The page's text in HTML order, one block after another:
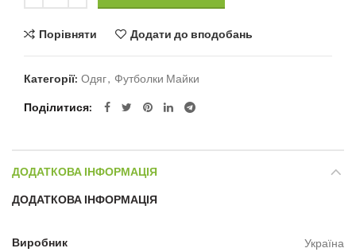
Порівняти Додати до вподобань
Категорії: Одяг, Футболки Майки
Поділитися
ДОДАТКОВА ІНФОРМАЦІЯ
ДОДАТКОВА ІНФОРМАЦІЯ
Виробник Україна